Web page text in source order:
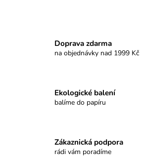
Doprava zdarma
na objednávky nad 1999 Kč
Ekologické balení
balíme do papíru
Zákaznická podpora
rádi vám poradíme